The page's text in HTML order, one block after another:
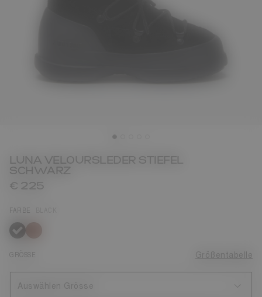
LUNA VELOURSLEDER STIEFEL
SCHWARZ
€ 225
FARBE
ausgewählt
GRÖSSE Größentabelle
Auswählen Grösse